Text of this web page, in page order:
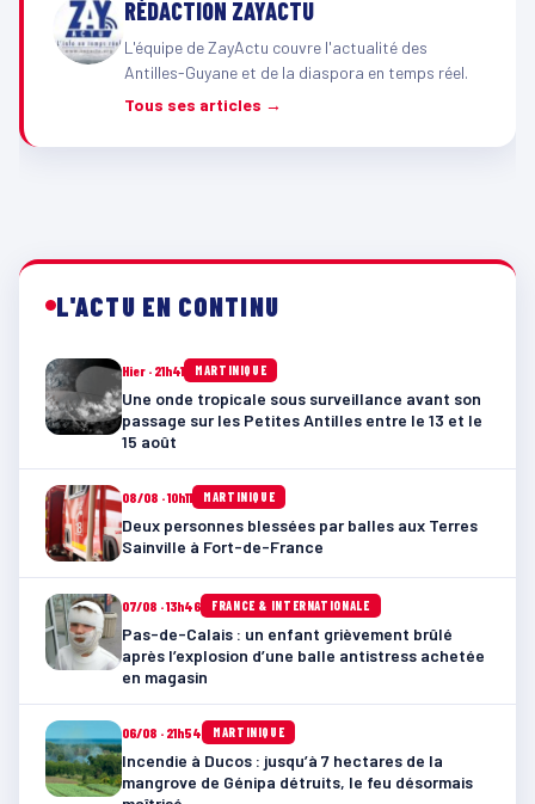
RÉDACTION ZAYACTU
L'équipe de ZayActu couvre l'actualité des
Antilles-Guyane et de la diaspora en temps réel.
Tous ses articles →
L'ACTU EN CONTINU
Hier · 21h41 MARTINIQUE
Une onde tropicale sous surveillance avant son
passage sur les Petites Antilles entre le 13 et le
15 août
08/08 · 10h11 MARTINIQUE
Deux personnes blessées par balles aux Terres
Sainville à Fort-de-France
07/08 · 13h46 FRANCE & INTERNATIONALE
Pas-de-Calais : un enfant grièvement brûlé
après l’explosion d’une balle antistress achetée
en magasin
06/08 · 21h54 MARTINIQUE
Incendie à Ducos : jusqu’à 7 hectares de la
mangrove de Génipa détruits, le feu désormais